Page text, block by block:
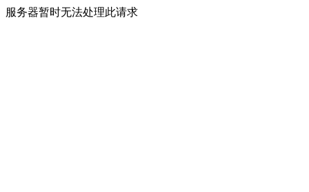
服务器暂时无法处理此请求